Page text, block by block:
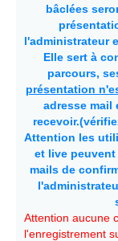
bâclées
l'administrateur
Elle sert à
parcours,
présentation
adresse mail
Attention les
et live
mails de
Attention aucune
l'enregistrement